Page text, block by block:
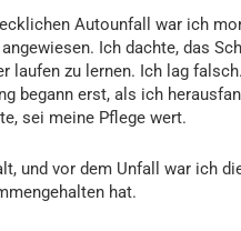
Autounfall war ich
Ich dachte, das
laufen zu lernen. Ich lag
begann erst, als ich
sei meine Pflege wert.
und vor dem Unfall war ich
hat.